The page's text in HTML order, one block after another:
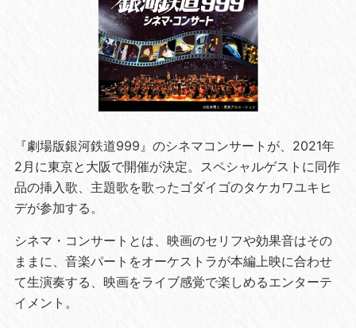
『劇場版銀河鉄道999』のシネマコンサートが、2021年
2月に東京と大阪で開催が決定。スペシャルゲストに同作
品の挿入歌、主題歌を歌ったゴダイゴのタケカワユキヒ
デが参加する。
シネマ・コンサートとは、映画のセリフや効果音はその
ままに、音楽パートをオーケストラが本編上映に合わせ
て生演奏する、映画をライブ感覚で楽しめるエンターテ
イメント。